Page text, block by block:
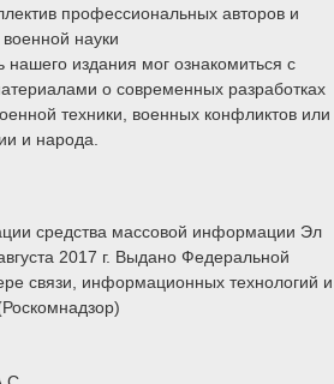
профессиональных авторов и
науки
нашего издания мог ознакомиться с
о современных разработках
техники, военных конфликтов или
и народа.
средства массовой информации Эл
2017 г. Выдано Федеральной
связи, информационных технологий и